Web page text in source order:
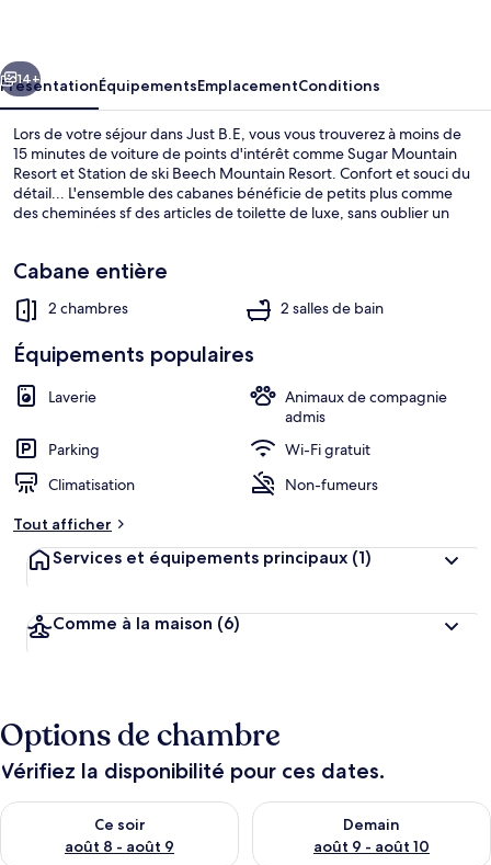
Cabane, plusieurs lits, patio, vue
Suivant
14+
PrésentationÉquipementsEmplacementConditions
Lors de votre séjour dans Just B.E, vous vous trouverez à moins de
15 minutes de voiture de points d'intérêt comme Sugar Mountain
Resort et Station de ski Beech Mountain Resort. Confort et souci du
détail... L'ensemble des cabanes bénéficie de petits plus comme
des cheminées sf des articles de toilette de luxe, sans oublier un
Cabane entière
2 chambres 2 salles de bain
Équipements populaires
Laverie
Animaux de compagnie
admis
Parking
Wi-Fi gratuit
Climatisation
Non-fumeurs
Tout afficher
Services et équipements principaux (1)
Comme à la maison (6)
Options de chambre
Vérifiez la disponibilité pour ces dates.
Ce soir
août 8 - août 9
Vérifier la disponibilité pour ce soir août 8 - août 9
Demain
août 9 - août 10
Vérifier la disponibilité pour